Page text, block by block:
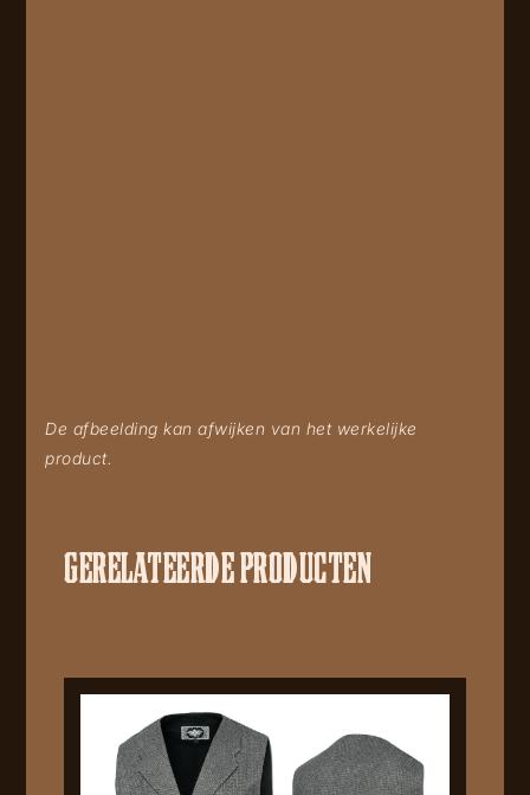
De afbeelding kan afwijken van het werkelijke
product.
GERELATEERDE PRODUCTEN